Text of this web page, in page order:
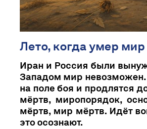
Лето, когда умер мир
Иран и Россия были
Западом мир невозможен.
на поле боя и продлятся
мёртв, миропорядок,
мёртв, мир мёртв. Идёт
это осознают.